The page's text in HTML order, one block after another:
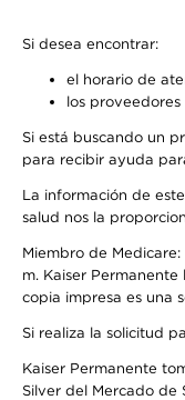
Si desea encontrar:
el horario de
los
Si está buscando un
para recibir ayuda
La información de
salud nos la
Miembro de
m. Kaiser
copia impresa es una
Si realiza la solicitud
Kaiser Permanente
Silver del Mercado de